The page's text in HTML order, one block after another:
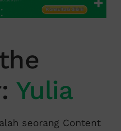
Yulia
seorang Content